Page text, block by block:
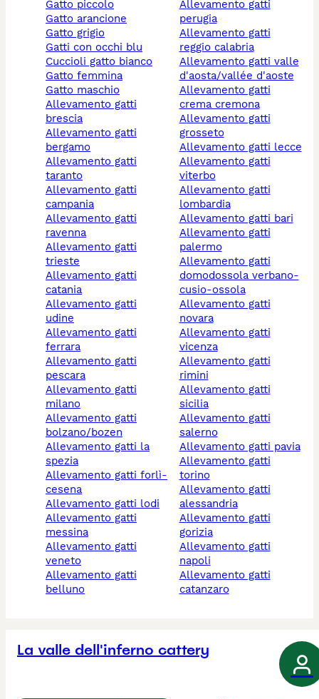
gatto piccolo
gatto arancione
gatto grigio
gatti con occhi blu
cuccioli gatto bianco
gatto femmina
gatto maschio
allevamento gatti
brescia
allevamento gatti
bergamo
allevamento gatti
taranto
allevamento gatti
campania
allevamento gatti
ravenna
allevamento gatti
trieste
allevamento gatti
catania
allevamento gatti
udine
allevamento gatti
ferrara
allevamento gatti
pescara
allevamento gatti
milano
allevamento gatti
bolzano/bozen
allevamento gatti la
spezia
allevamento gatti forlì-
cesena
allevamento gatti lodi
allevamento gatti
messina
allevamento gatti
veneto
allevamento gatti
belluno
allevamento gatti
perugia
allevamento gatti
reggio calabria
allevamento gatti valle
d'aosta/vallée d'aoste
allevamento gatti
crema cremona
allevamento gatti
grosseto
allevamento gatti lecce
allevamento gatti
viterbo
allevamento gatti
lombardia
allevamento gatti bari
allevamento gatti
palermo
allevamento gatti
domodossola verbano-
cusio-ossola
allevamento gatti
novara
allevamento gatti
vicenza
allevamento gatti
rimini
allevamento gatti
sicilia
allevamento gatti
salerno
allevamento gatti pavia
allevamento gatti
torino
allevamento gatti
alessandria
allevamento gatti
gorizia
allevamento gatti
napoli
allevamento gatti
catanzaro
La valle dell'inferno cattery